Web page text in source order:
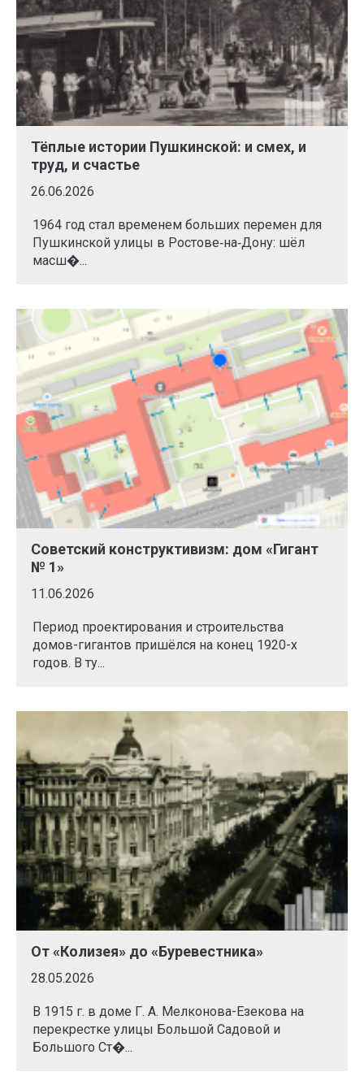
Тёплые истории Пушкинской: и смех, и
труд, и счастье
26.06.2026
1964 год стал временем больших перемен для
Пушкинской улицы в Ростове‑на‑Дону: шёл
масш�...
Советский конструктивизм: дом «Гигант
№ 1»
11.06.2026
Период проектирования и строительства
домов-гигантов пришёлся на конец 1920-х
годов. В ту...
От «Колизея» до «Буревестника»
28.05.2026
В 1915 г. в доме Г. А. Мелконова-Езекова на
перекрестке улицы Большой Садовой и
Большого Ст�...